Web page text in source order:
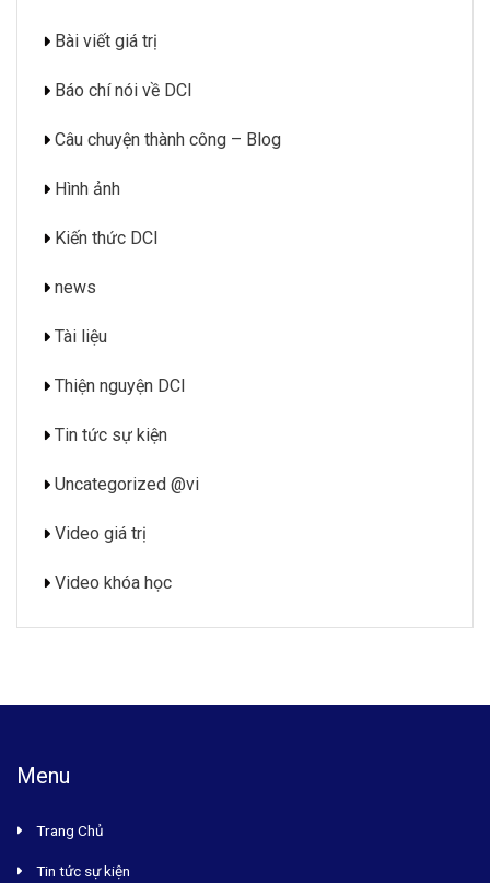
Bài viết giá trị
Báo chí nói về DCI
Câu chuyện thành công – Blog
Hình ảnh
Kiến thức DCI
news
Tài liệu
Thiện nguyện DCI
Tin tức sự kiện
Uncategorized @vi
Video giá trị
Video khóa học
Menu
Trang Chủ
Tin tức sự kiện